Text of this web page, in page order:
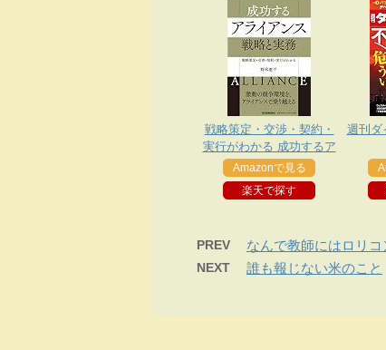
戦略策定・交渉・契約・
実行がわかる 成功するア
ライアンス 戦略と実務
Amazonで見る
楽天で探す
週刊ダ
PREV なんで教師にはロリコ
NEXT 誰も報じない米のこと